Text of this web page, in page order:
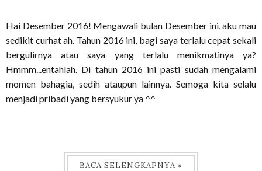
Hai Desember 2016! Mengawali bulan Desember ini, aku mau
sedikit curhat ah. Tahun 2016 ini, bagi saya terlalu cepat sekali
bergulirnya atau saya yang terlalu menikmatinya ya?
Hmmm...entahlah. Di tahun 2016 ini pasti sudah mengalami
momen bahagia, sedih ataupun lainnya. Semoga kita selalu
menjadi pribadi yang bersyukur ya ^^
BACA SELENGKAPNYA »